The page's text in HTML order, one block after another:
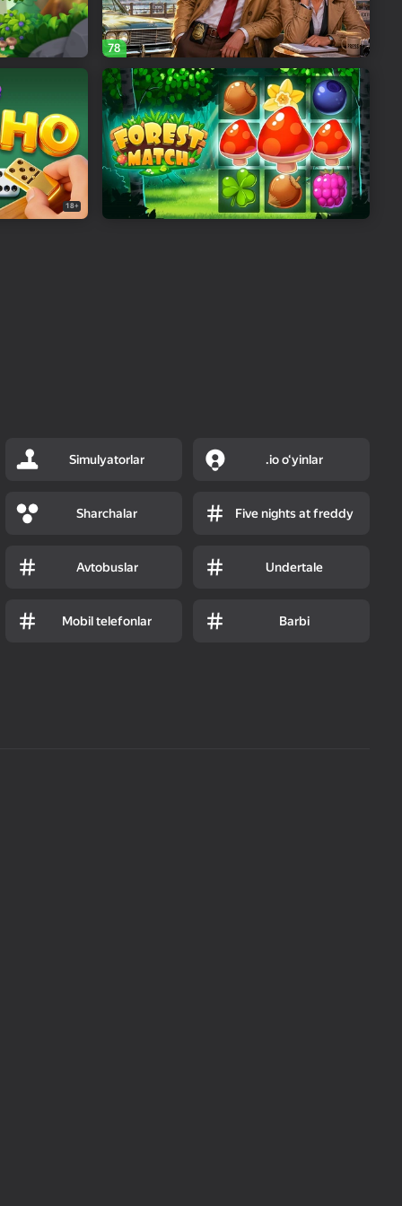
78
18+
Simulyatorlar .io o‘yinlar
Sharchalar Five nights at freddy
Avtobuslar Undertale
Mobil telefonlar Barbi